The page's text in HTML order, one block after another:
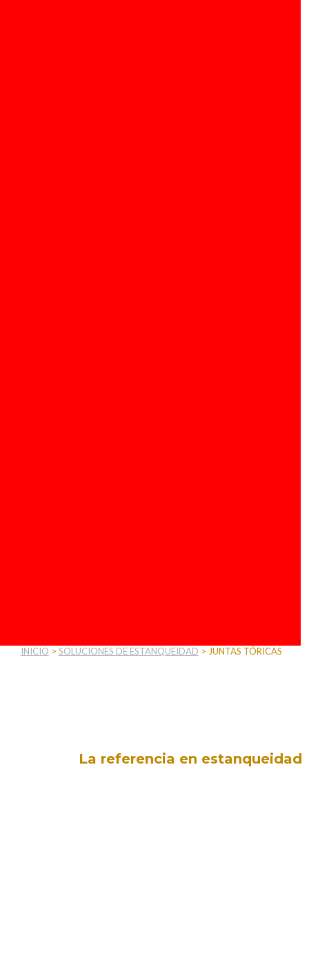
INICIO > SOLUCIONES DE ESTANQUEIDAD > JUNTAS TÓRICAS
Juntas Tóricas
La referencia en estanqueidad